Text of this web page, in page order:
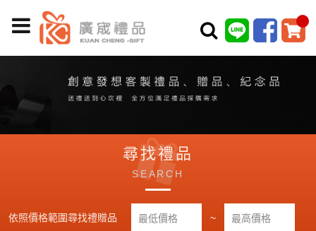
尋找禮品
SEARCH
依照價格範圍尋找禮贈品 ~